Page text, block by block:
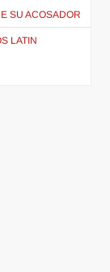
SU ACOSADOR
LATIN